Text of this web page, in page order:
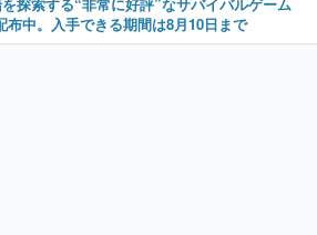
探索する“非常に好評”なサバイバルゲーム
布中。入手できる期間は8月10日まで